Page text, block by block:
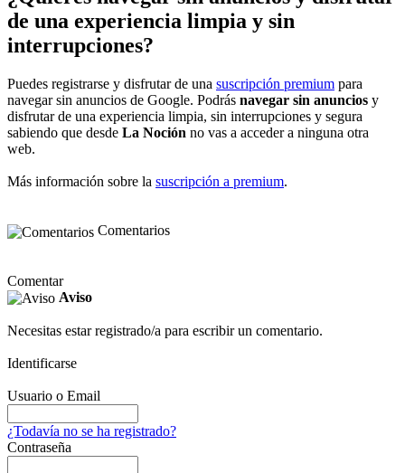
de una experiencia limpia y sin
interrupciones?
Puedes registrarse y disfrutar de una suscripción premium para
navegar sin anuncios de Google. Podrás navegar sin anuncios y
disfrutar de una experiencia limpia, sin interrupciones y segura
sabiendo que desde La Noción no vas a acceder a ninguna otra
web.
Más información sobre la suscripción a premium.
Comentarios
Comentar
Aviso
Necesitas estar registrado/a para escribir un comentario.
Identificarse
Usuario o Email
¿Todavía no se ha registrado?
Contraseña